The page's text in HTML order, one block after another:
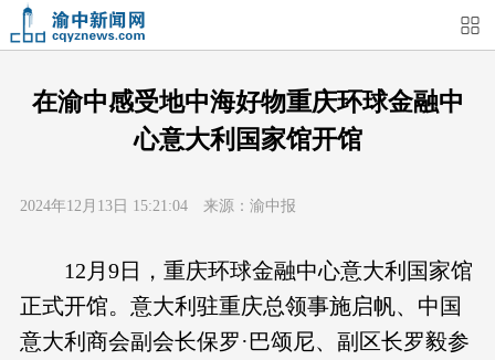
首页 媒体关注 今日头条 热点新闻
特别关注 部门动态
游在渝中 购在渝中 娱在渝中 美图集
形象片 短视频 荟睛彩 直播回看
在渝中感受地中海好物重庆环球金融中
心意大利国家馆开馆
2024年12月13日 15:21:04 来源：渝中报
12月9日，重庆环球金融中心意大利国家馆
正式开馆。意大利驻重庆总领事施启帆、中国
意大利商会副会长保罗·巴颂尼、副区长罗毅参